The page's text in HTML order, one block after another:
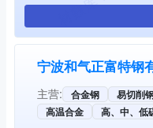
宁波和气正富特钢
主营: 合金钢 易切削
高温合金
高、中、低